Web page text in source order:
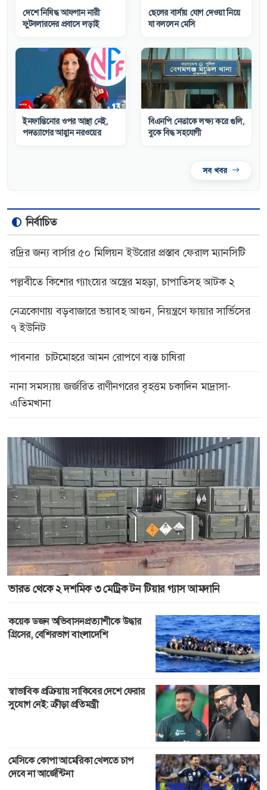
দেশে নিষিদ্ধ আফগান নারী
ফুটবলারদের প্রবাসে লড়াই
ছেলের বার্সায় যোগ দেওয়া নিয়ে
যা বললেন মেসি
ইনফান্তিনোর ওপর আস্থা নেই,
পদত্যাগের আহ্বান নরওয়ের
বিএনপি নেতাকে লক্ষ্য করে গুলি,
বুকে বিদ্ধ সহযোগী
সব খবর
নির্বাচিত
রদ্রির জন্য বার্সার ৫০ মিলিয়ন ইউরোর প্রস্তাব ফেরাল ম্যানসিটি
পল্লবীতে কিশোর গ্যাংয়ের অস্ত্রের মহড়া, চাপাতিসহ আটক ২
নেত্রকোণায় বড়বাজারে ভয়াবহ আগুন, নিয়ন্ত্রণে ফায়ার সার্ভিসের
৭ ইউনিট
পাবনার চাটমোহরে আমন রোপণে ব্যস্ত চাষিরা
নানা সমস্যায় জর্জরিত রাণীনগরের বৃহত্তম চকাদিন মাদ্রাসা-
এতিমখানা
ভারত থেকে ২ দশমিক ৩ মেট্রিক টন টিয়ার গ্যাস আমদানি
কয়েক ডজন অভিবাসনপ্রত্যাশীকে উদ্ধার
গ্রিসের, বেশিরভাগ বাংলাদেশি
স্বাভাবিক প্রক্রিয়ায় সাকিবের দেশে ফেরার
সুযোগ নেই: ক্রীড়া প্রতিমন্ত্রী
মেসিকে কোপা আমেরিকা খেলতে চাপ
দেবে না আর্জেন্টিনা